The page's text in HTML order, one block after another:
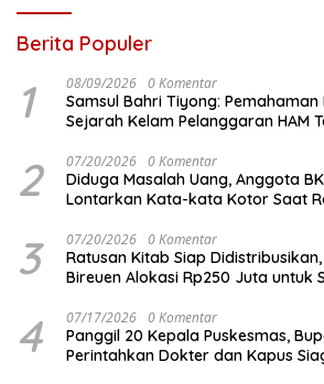
Berita Populer
1 08/09/2026 0 Komentar
Samsul Bahri Tiyong: Pemahaman
Sejarah Kelam Pelanggaran HAM
2 07/20/2026 0 Komentar
Diduga Masalah Uang, Anggota
Lontarkan Kata-kata Kotor Saat
3 07/20/2026 0 Komentar
Ratusan Kitab Siap
Bireuen Alokasi Rp250 Juta untuk
4 07/17/2026 0 Komentar
Panggil 20 Kepala Puskesmas,
Perintahkan Dokter dan Kapus